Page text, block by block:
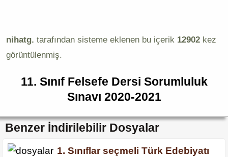
nihatg. tarafından sisteme eklenen bu içerik 12902 kez
görüntülenmiş.
11. Sınıf Felsefe Dersi Sorumluluk
Sınavı 2020-2021
Benzer İndirilebilir Dosyalar
1. Sınıflar seçmeli Türk Edebiyatı